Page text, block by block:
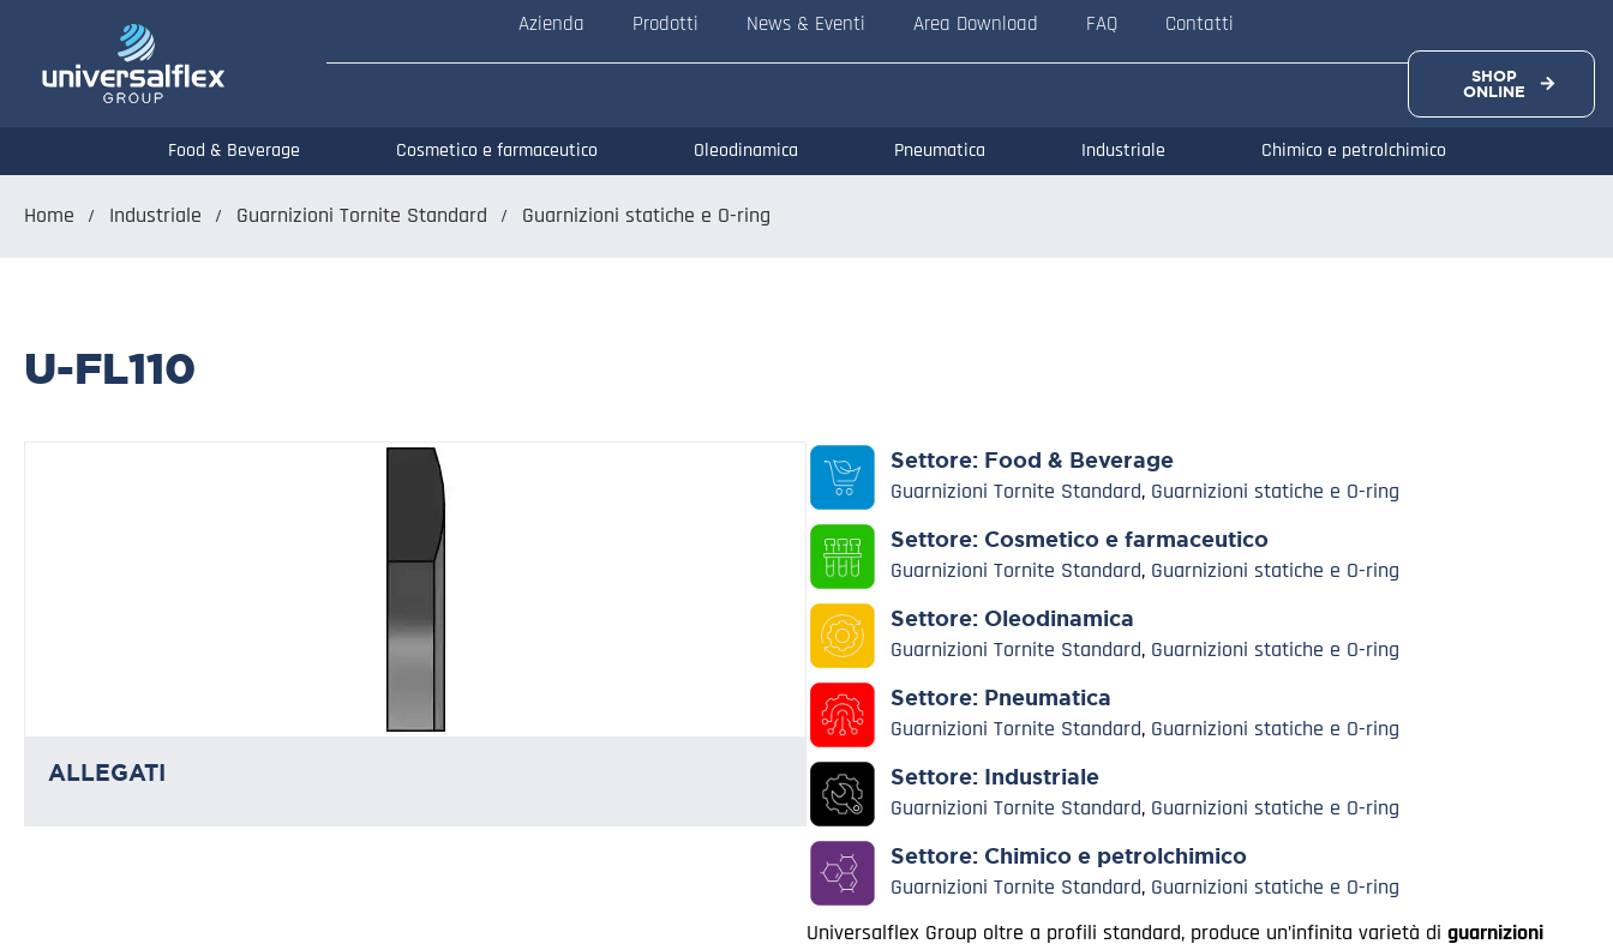
Azienda Prodotti News & Eventi Area Download FAQ Contatti
SHOP
ONLINE
Food & Beverage Cosmetico e farmaceutico Oleodinamica Pneumatica Industriale Chimico e petrolchimico
Home Industriale Guarnizioni Tornite Standard Guarnizioni statiche e O-ring
U-FL110
ALLEGATI
Settore: Food & Beverage
Guarnizioni Tornite Standard, Guarnizioni statiche e O-ring
Settore: Cosmetico e farmaceutico
Guarnizioni Tornite Standard, Guarnizioni statiche e O-ring
Settore: Oleodinamica
Guarnizioni Tornite Standard, Guarnizioni statiche e O-ring
Settore: Pneumatica
Guarnizioni Tornite Standard, Guarnizioni statiche e O-ring
Settore: Industriale
Guarnizioni Tornite Standard, Guarnizioni statiche e O-ring
Settore: Chimico e petrolchimico
Guarnizioni Tornite Standard, Guarnizioni statiche e O-ring
Universalflex Group oltre a profili standard, produce un’infinita varietà di guarnizioni